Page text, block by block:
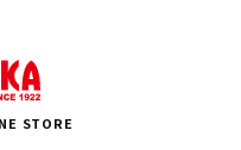
STORE